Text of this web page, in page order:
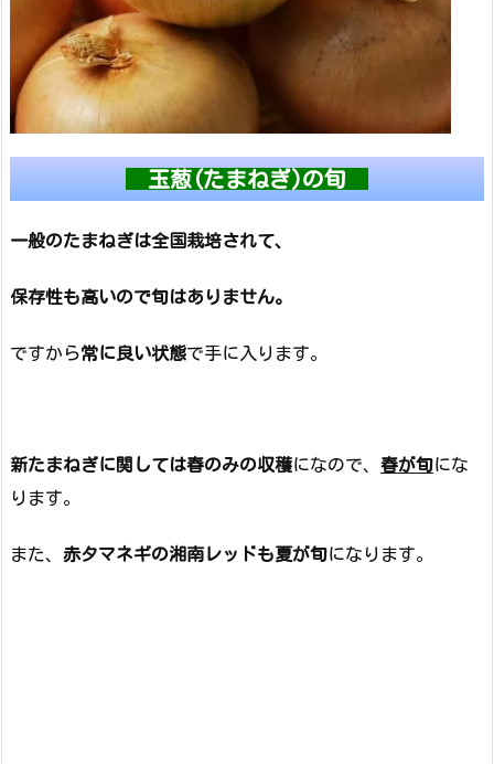
玉葱(たまねぎ)の旬
一般のたまねぎは全国栽培されて、
保存性も高いので旬はありません。
ですから常に良い状態で手に入ります。
新たまねぎに関しては春のみの収穫になので、 春が旬にな
ります。
また、 赤タマネギの湘南レッドも夏が旬になります。